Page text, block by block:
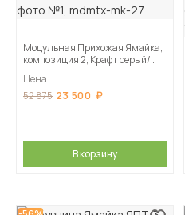
Модульная Прихожая Ямайка,
композиция 2, Крафт серый/
Цена
52 875 23 500
В корзину